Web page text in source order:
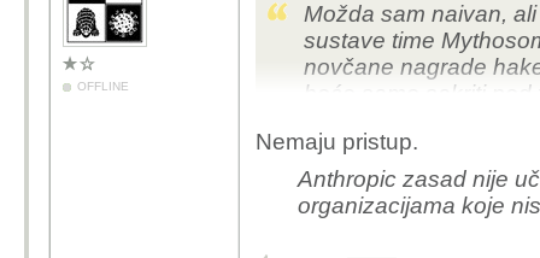
OFFLINE
Možda sam naivan,
sustave time
novčane nagrade
hoće samo sakriti pod
Nemaju pristup.
Anthropic zasad nije
organizacijama koje